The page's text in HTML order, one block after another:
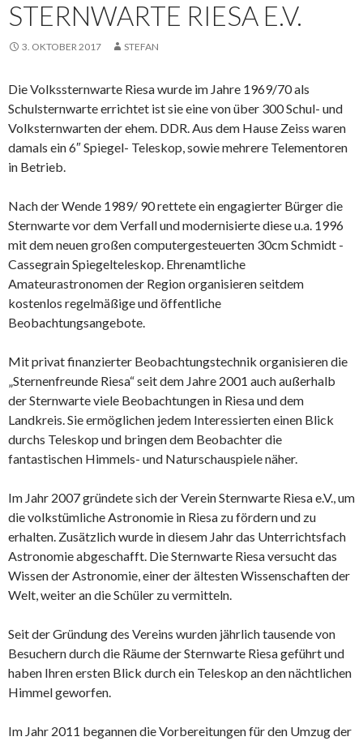
STERNWARTE RIESA E.V.
3. OKTOBER 2017 STEFAN
Die Volkssternwarte Riesa wurde im Jahre 1969/70 als
Schulsternwarte errichtet ist sie eine von über 300 Schul- und
Volksternwarten der ehem. DDR. Aus dem Hause Zeiss waren
damals ein 6″ Spiegel- Teleskop, sowie mehrere Telementoren
in Betrieb.
Nach der Wende 1989/ 90 rettete ein engagierter Bürger die
Sternwarte vor dem Verfall und modernisierte diese u.a. 1996
mit dem neuen großen computergesteuerten 30cm Schmidt -
Cassegrain Spiegelteleskop. Ehrenamtliche
Amateurastronomen der Region organisieren seitdem
kostenlos regelmäßige und öffentliche
Beobachtungsangebote.
Mit privat finanzierter Beobachtungstechnik organisieren die
„Sternenfreunde Riesa“ seit dem Jahre 2001 auch außerhalb
der Sternwarte viele Beobachtungen in Riesa und dem
Landkreis. Sie ermöglichen jedem Interessierten einen Blick
durchs Teleskop und bringen dem Beobachter die
fantastischen Himmels- und Naturschauspiele näher.
Im Jahr 2007 gründete sich der Verein Sternwarte Riesa e.V., um
die volkstümliche Astronomie in Riesa zu fördern und zu
erhalten. Zusätzlich wurde in diesem Jahr das Unterrichtsfach
Astronomie abgeschafft. Die Sternwarte Riesa versucht das
Wissen der Astronomie, einer der ältesten Wissenschaften der
Welt, weiter an die Schüler zu vermitteln.
Seit der Gründung des Vereins wurden jährlich tausende von
Besuchern durch die Räume der Sternwarte Riesa geführt und
haben Ihren ersten Blick durch ein Teleskop an den nächtlichen
Himmel geworfen.
Im Jahr 2011 begannen die Vorbereitungen für den Umzug der